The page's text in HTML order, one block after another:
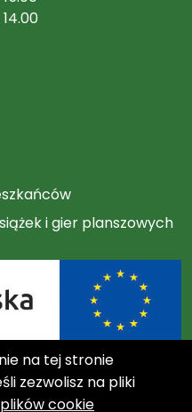
i gier planszowych
na tej stronie
zezwolisz na pliki
cookie